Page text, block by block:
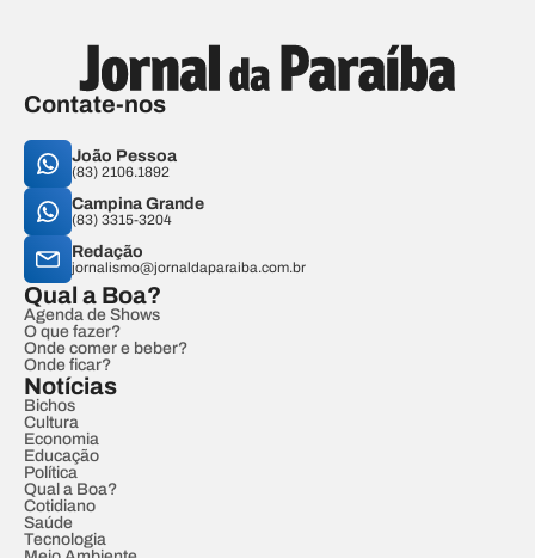
Contate-nos
João Pessoa
(83) 2106.1892
Campina Grande
(83) 3315-3204
Redação
jornalismo@jornaldaparaiba.com.br
Qual a Boa?
Agenda de Shows
O que fazer?
Onde comer e beber?
Onde ficar?
Notícias
Bichos
Cultura
Economia
Educação
Política
Qual a Boa?
Cotidiano
Saúde
Tecnologia